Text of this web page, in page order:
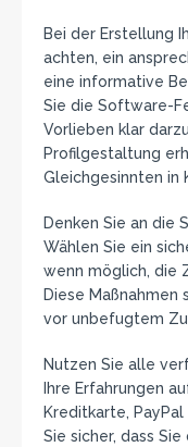
Bei der Erstellung
achten, ein
eine informative
Sie die Software-
Vorlieben klar
Profilgestaltung
Gleichgesinnten in
Denken Sie an die
Wählen Sie ein
wenn möglich, die
Diese Maßnahmen
vor unbefugtem
Nutzen Sie alle
Ihre Erfahrungen
Kreditkarte,
Sie sicher, dass